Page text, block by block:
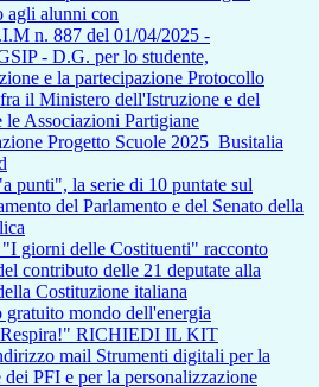
agli alunni con
n. 887 del 01/04/2025 -
- D.G. per lo studente,
e la partecipazione Protocollo
il Ministero dell'Istruzione e del
le Associazioni Partigiane
Progetto Scuole 2025_Busitalia
punti", la serie di 10 puntate sul
del Parlamento e del Senato della
"I giorni delle Costituenti" racconto
contributo delle 21 deputate alla
Costituzione italiana
gratuito mondo dell'energia
RICHIEDI IL KIT
mail Strumenti digitali per la
dei PFI e per la personalizzazione